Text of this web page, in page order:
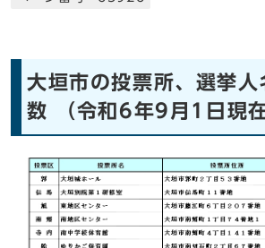
大垣市の投票所、選挙人
数 （令和6年9月1日現在